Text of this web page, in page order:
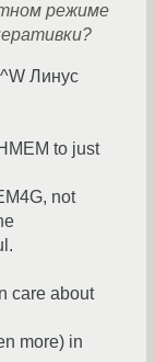
режиме
Линус
to just
not
care about
more) in